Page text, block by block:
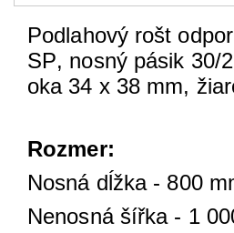
Podlahový rošt
SP, nosný pásik 30/2
oka 34 x 38 mm,
Rozmer:
Nosná dĺžka - 800
Nenosná šířka - 1